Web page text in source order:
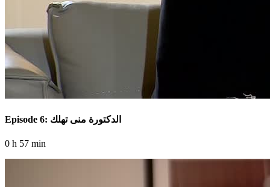
Episode 6: الدكتورة منى تهلك
0 h 57 min